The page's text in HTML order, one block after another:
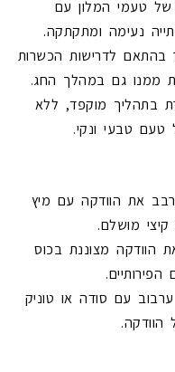
של טעמי המלון עם
נעימה ומתקתקה.
בהתאם לדרישות הכשרות
ממנו גם במהלך החג.
בתהליך מוקפד, ללא
טעם טבעי ונקי.
את הוודקה עם מיץ
קיצי מושלם.
הוודקה מצוננת בכוס
עם סודה או טוניק